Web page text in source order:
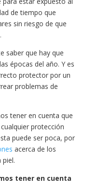
de tiempo que
sin riesgo de que
saber que hay que
épocas del año. Y es
protector por un
problemas de
tener en cuenta que
protección
puede ser poca, por
acerca de los
piel.
tener en cuenta